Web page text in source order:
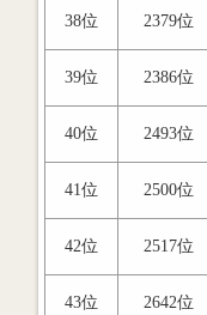
38位 2379位
39位 2386位
40位 2493位
41位 2500位
42位 2517位
43位 2642位